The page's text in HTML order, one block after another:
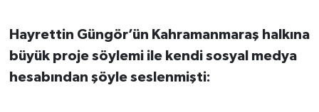
Hayrettin Güngör’ün Kahramanmaraş halkına
büyük proje söylemi ile kendi sosyal medya
hesabından şöyle seslenmişti:
TREND
MEDYA